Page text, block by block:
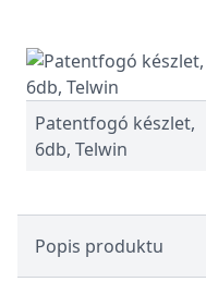
Patentfogó készlet,
6db, Telwin
Popis produktu